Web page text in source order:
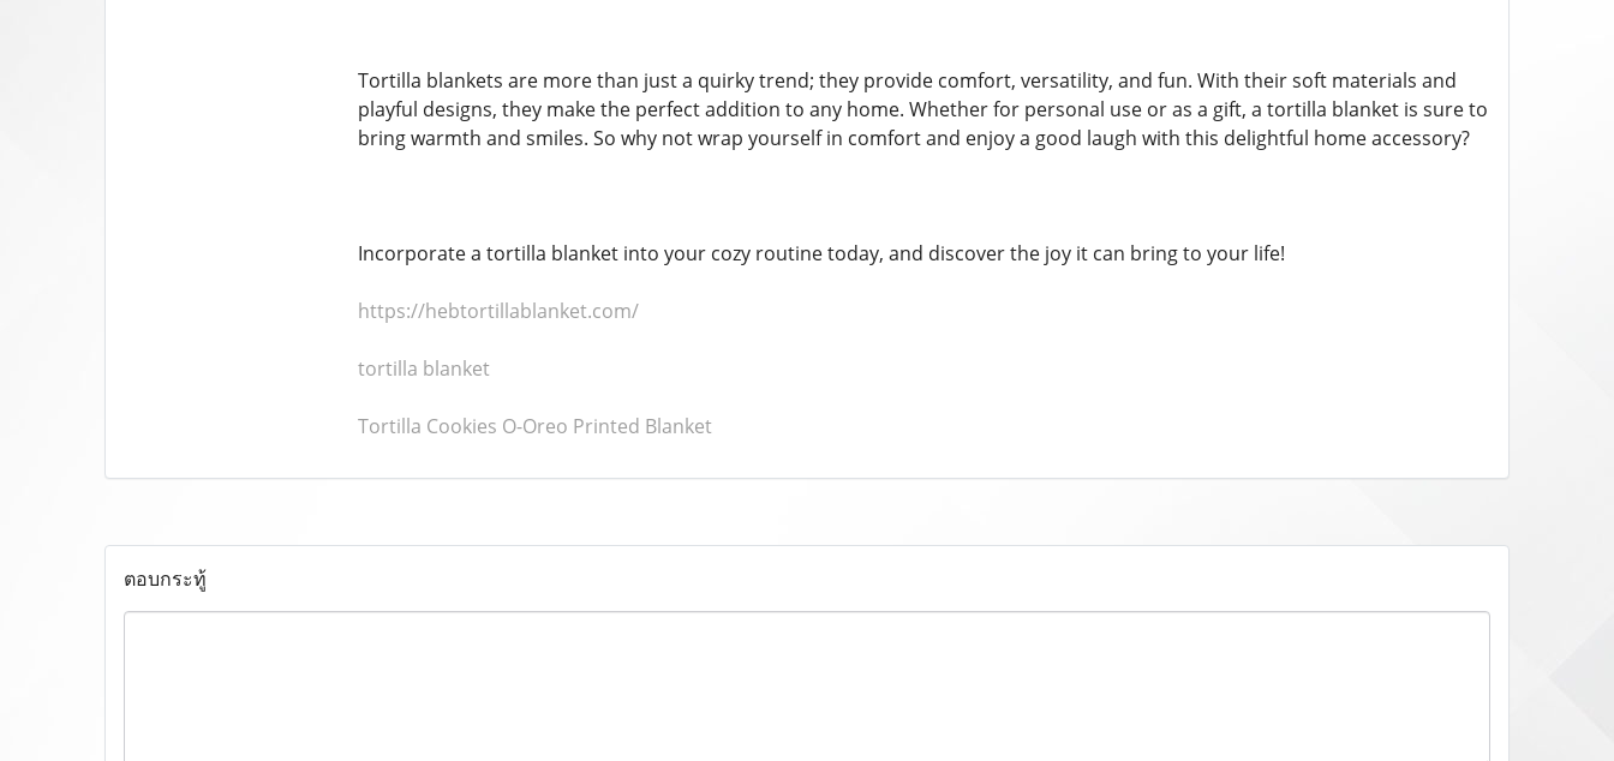
Tortilla blankets are more than just a quirky trend; they provide comfort, versatility, and fun. With their soft materials and
playful designs, they make the perfect addition to any home. Whether for personal use or as a gift, a tortilla blanket is sure to
bring warmth and smiles. So why not wrap yourself in comfort and enjoy a good laugh with this delightful home accessory?
Incorporate a tortilla blanket into your cozy routine today, and discover the joy it can bring to your life!
https://hebtortillablanket.com/
tortilla blanket
Tortilla Cookies O-Oreo Printed Blanket
ตอบกระทู้